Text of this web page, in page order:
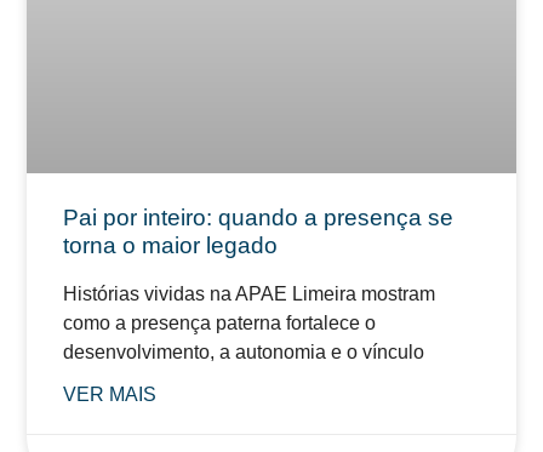
Pai por inteiro: quando a presença se
torna o maior legado
Histórias vividas na APAE Limeira mostram
como a presença paterna fortalece o
desenvolvimento, a autonomia e o vínculo
VER MAIS